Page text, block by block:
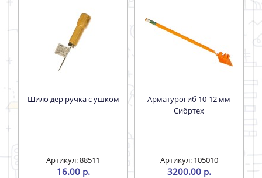
Шило дер ручка с ушком
Артикул: 88511
16.00 р.
Арматурогиб 10-12 мм
Сибртех
Артикул: 105010
3200.00 р.